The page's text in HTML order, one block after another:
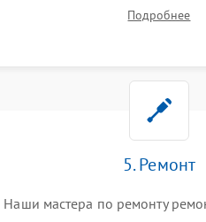
планшета а также ответит на
Подробнее
5. Ремонт
Наши мастера по ремонту